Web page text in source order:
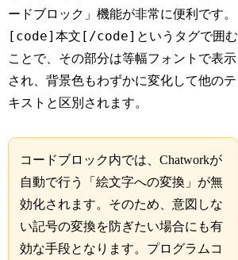
ードブロック」機能が非常に便利です。
[code]本文[/code] というタグで囲む
ことで、その部分は等幅フォントで表示
され、背景色もわずかに変化して他のテ
キストと区別されます。
コードブロック内では、Chatworkが
自動で行う「絵文字への変換」が無
効化されます。そのため、意図しな
い記号の変換を防ぎたい場合にも有
効な手段となります。プログラムコ